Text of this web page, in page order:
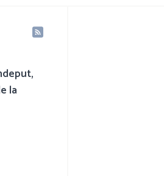
la